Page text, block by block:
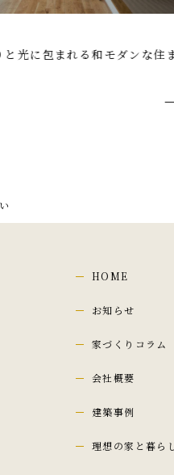
和モダンな住ま
光
HOME
お知らせ
家づくりコラム
会社概要
建築事例
理想の家と暮ら